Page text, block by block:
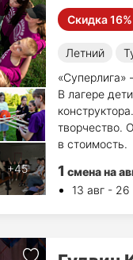
Скидка 16%
Летний
«Суперлига»
В лагере
творчество.
в стоимость.
1 смена на
13 авг -